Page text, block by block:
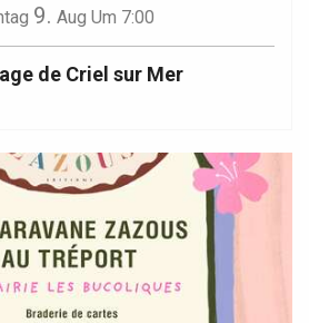
9. Aug Um 7:00
de Criel sur Mer